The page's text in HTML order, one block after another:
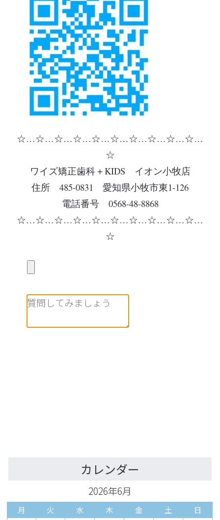
☆…☆…☆…☆…☆…☆…☆…☆…☆…☆…
☆
ワイズ矯正歯科＋KIDS イオン小牧店
住所 485-0831 愛知県小牧市東1-126
電話番号 0568-48-8868
☆…☆…☆…☆…☆…☆…☆…☆…☆…☆…
☆
カレンダー
2026年6月
月 火 水 木 金 土 日